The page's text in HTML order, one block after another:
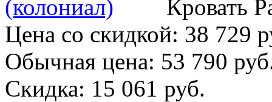
Кровать
Цена со скидкой: 38 729
Обычная цена: 53 790
Скидка: 15 061 руб.